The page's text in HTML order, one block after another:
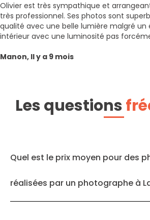
Olivier est très sympathique et
très professionnel. Ses photos sont
qualité avec une belle lumière malgré
intérieur avec une luminosité pas
Manon, Il y a 9 mois
Les questions
Quel est le prix moyen pour des
réalisées par un photographe à